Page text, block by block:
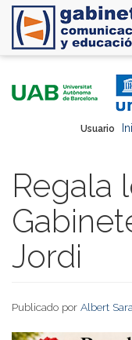
Usuario
Regala
Jordi
Publicado por Albert